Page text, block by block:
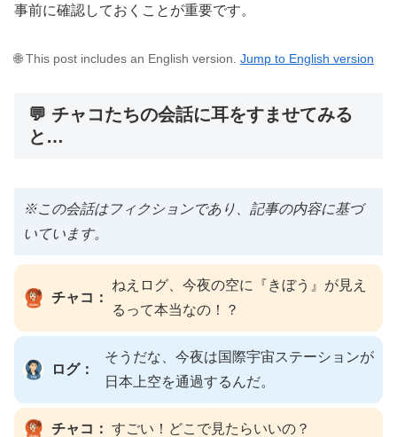
事前に確認しておくことが重要です。
🌐 This post includes an English version. Jump to English version
💬 チャコたちの会話に耳をすませてみる
と…
※この会話はフィクションであり、記事の内容に基づ
いています。
チャコ：
ねえログ、今夜の空に『きぼう』が見え
るって本当なの！？
ログ：
そうだな、今夜は国際宇宙ステーションが
日本上空を通過するんだ。
チャコ： すごい！どこで見たらいいの？